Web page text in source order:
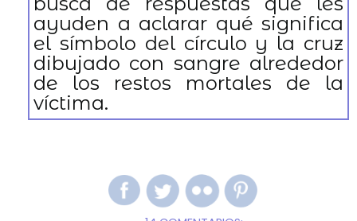
ayuden a aclarar qué significa
el símbolo del círculo y la cruz
dibujado con sangre alrededor
de los restos mortales de la
víctima.